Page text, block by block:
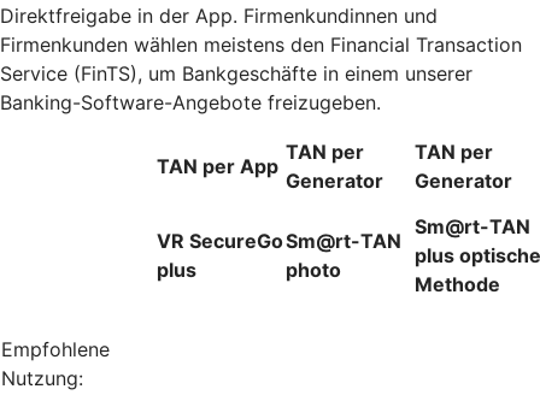
Direktfreigabe in der App. Firmenkundinnen und
Firmenkunden wählen meistens den Financial Transaction
Service (FinTS), um Bankgeschäfte in einem unserer
Banking-Software-Angebote freizugeben.
TAN per App
TAN per
Generator
TAN per
Generator
VR SecureGo
plus
Sm@rt-TAN
photo
Sm@rt-TAN
plus optische
Methode
Empfohlene
Nutzung: